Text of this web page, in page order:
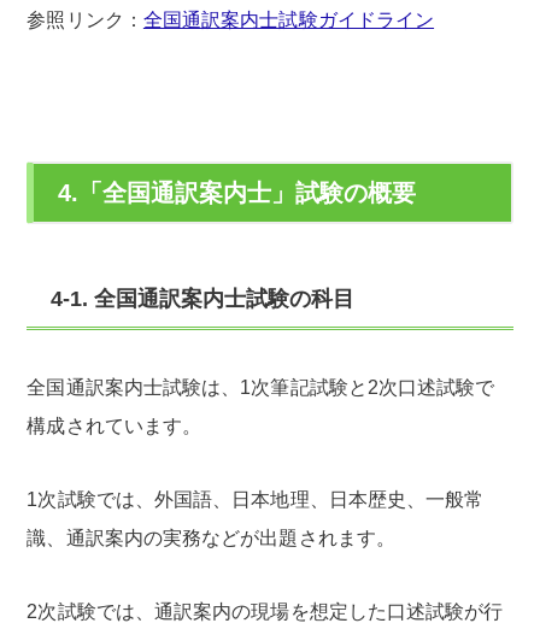
参照リンク： 全国通訳案内士試験ガイドライン
4.「全国通訳案内士」試験の概要
4-1. 全国通訳案内士試験の科目
全国通訳案内士試験は、1次筆記試験と2次口述試験で
構成されています。
1次試験では、外国語、日本地理、日本歴史、一般常
識、通訳案内の実務などが出題されます。
2次試験では、通訳案内の現場を想定した口述試験が行